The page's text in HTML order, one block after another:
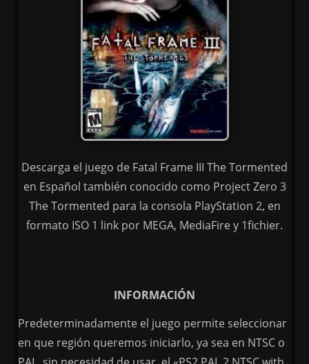
Descarga el juego de Fatal Frame III The Tormented
en Español también conocido como Project Zero 3
The Tormented para la consola PlayStation 2, en
formato ISO 1 link por MEGA, MediaFire y 1fichier.
INFORMACIÓN
Predeterminadamente el juego permite seleccionar
en que región queremos iniciarlo, ya sea en NTSC o